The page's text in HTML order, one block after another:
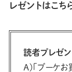
レゼントはこち
読者プレゼン
A)「ブーケお